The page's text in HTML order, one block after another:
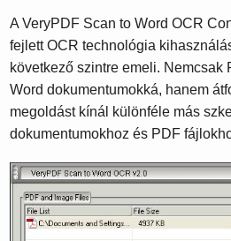
A VeryPDF Scan to Word OCR
fejlett OCR technológia
következő szintre emeli. Nemcsak
Word dokumentumokká, hanem
megoldást kínál különféle más
dokumentumokhoz és PDF